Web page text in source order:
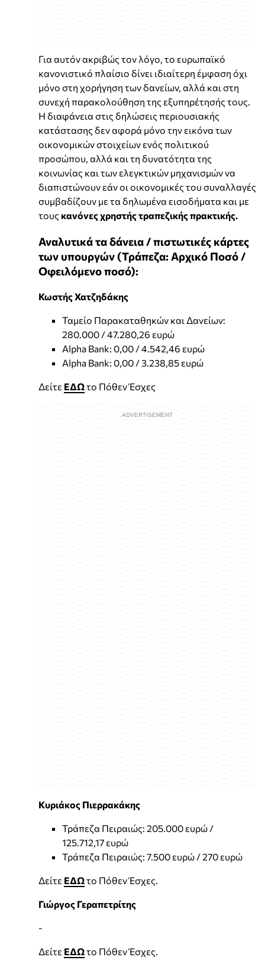
Για αυτόν ακριβώς τον λόγο, το ευρωπαϊκό
κανονιστικό πλαίσιο δίνει ιδιαίτερη έμφαση όχι
μόνο στη χορήγηση των δανείων, αλλά και στη
συνεχή παρακολούθηση της εξυπηρέτησής τους.
Η διαφάνεια στις δηλώσεις περιουσιακής
κατάστασης δεν αφορά μόνο την εικόνα των
οικονομικών στοιχείων ενός πολιτικού
προσώπου, αλλά και τη δυνατότητα της
κοινωνίας και των ελεγκτικών μηχανισμών να
διαπιστώνουν εάν οι οικονομικές του συναλλαγές
συμβαδίζουν με τα δηλωμένα εισοδήματα και με
τους κανόνες χρηστής τραπεζικής πρακτικής.
Αναλυτικά τα δάνεια / πιστωτικές κάρτες
των υπουργών (Τράπεζα: Αρχικό Ποσό /
Οφειλόμενο ποσό):
Κωστής Χατζηδάκης
Ταμείο Παρακαταθηκών και Δανείων:
280.000 / 47.280,26 ευρώ
Alpha Bank: 0,00 / 4.542,46 ευρώ
Alpha Bank: 0,00 / 3.238,85 ευρώ
Δείτε ΕΔΩτο Πόθεν Έσχες
Κυριάκος Πιερρακάκης
Τράπεζα Πειραιώς: 205.000 ευρώ /
125.712,17 ευρώ
Τράπεζα Πειραιώς: 7.500 ευρώ / 270 ευρώ
Δείτε ΕΔΩτο Πόθεν Έσχες.
Γιώργος Γεραπετρίτης
-
Δείτε ΕΔΩτο Πόθεν Έσχες.